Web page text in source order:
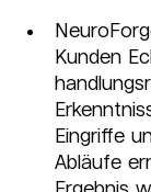
Kunden
Eingriffe
Abläufe